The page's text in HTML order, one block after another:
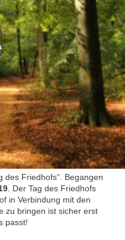
des Friedhofs“. Begangen
. Der Tag des Friedhofs
in Verbindung mit den
zu bringen ist sicher erst
passt!